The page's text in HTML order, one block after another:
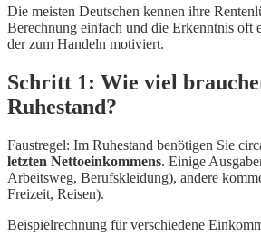
Die meisten Deutschen kennen ihre
Berechnung einfach und die Erkenntnis oft
der zum Handeln motiviert.
Schritt 1: Wie viel
Ruhestand?
Faustregel: Im Ruhestand benötigen Sie
letzten Nettoeinkommens. Einige
Arbeitsweg, Berufskleidung), andere
Freizeit, Reisen).
Beispielrechnung für verschiedene